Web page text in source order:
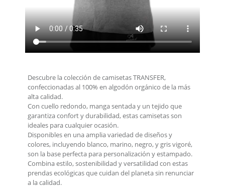
Descubre la colección de camisetas TRANSFER,
confeccionadas al 100% en algodón orgánico de la más
alta calidad.
Con cuello redondo, manga sentada y un tejido que
garantiza confort y durabilidad, estas camisetas son
ideales para cualquier ocasión.
Disponibles en una amplia variedad de diseños y
colores, incluyendo blanco, marino, negro, y gris vigoré,
son la base perfecta para personalización y estampado.
Combina estilo, sostenibilidad y versatilidad con estas
prendas ecológicas que cuidan del planeta sin renunciar
a la calidad.